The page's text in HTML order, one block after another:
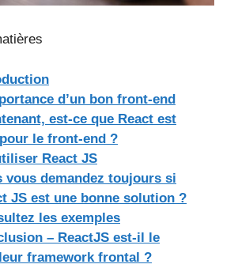
d’un bon front-end
est-ce que React est
le front-end ?
React JS
vous demandez toujours si
JS est une bonne solution ?
les exemples
– ReactJS est-il le
framework frontal ?